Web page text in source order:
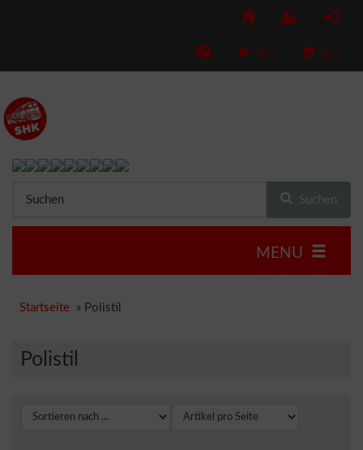
( 0 ) ( 0 )
Suchen
MENU
Startseite » Polistil
Polistil